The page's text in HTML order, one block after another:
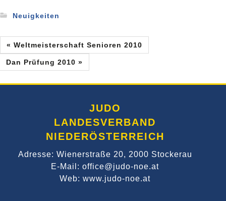
Neuigkeiten
« Weltmeisterschaft Senioren 2010
Dan Prüfung 2010 »
JUDO
LANDESVERBAND
NIEDERÖSTERREICH
Adresse: Wienerstraße 20, 2000 Stockerau
E-Mail: office@judo-noe.at
Web: www.judo-noe.at